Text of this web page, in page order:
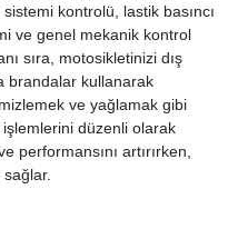
kontrolü, lastik basıncı
ve genel mekanik kontrol
sıra, motosikletinizi dış
brandalar kullanarak
ve yağlamak gibi
işlemlerini düzenli olarak
artırırken,